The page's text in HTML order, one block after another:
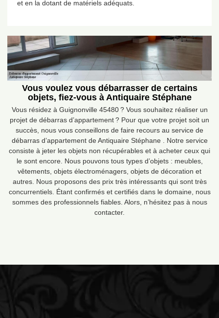
et en la dotant de matériels adéquats.
Vous voulez vous débarrasser de certains
objets, fiez-vous à Antiquaire Stéphane
Vous résidez à Guignonville 45480 ? Vous souhaitez réaliser un
projet de débarras d’appartement ? Pour que votre projet soit un
succès, nous vous conseillons de faire recours au service de
débarras d’appartement de Antiquaire Stéphane . Notre service
consiste à jeter les objets non récupérables et à acheter ceux qui
le sont encore. Nous pouvons tous types d’objets : meubles,
vêtements, objets électroménagers, objets de décoration et
autres. Nous proposons des prix très intéressants qui sont très
concurrentiels. Étant confirmés et certifiés dans le domaine, nous
sommes des professionnels fiables. Alors, n’hésitez pas à nous
contacter.